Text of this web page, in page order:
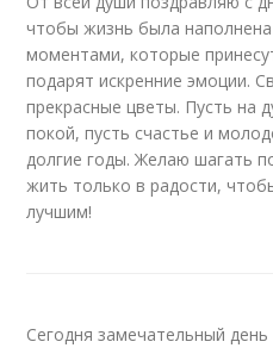
чтобы жизнь была
моментами, которые
подарят искренние эмоции.
прекрасные цветы. Пусть на
покой, пусть счастье и
долгие годы. Желаю шагать
жить только в радости,
лучшим!
Сегодня замечательный